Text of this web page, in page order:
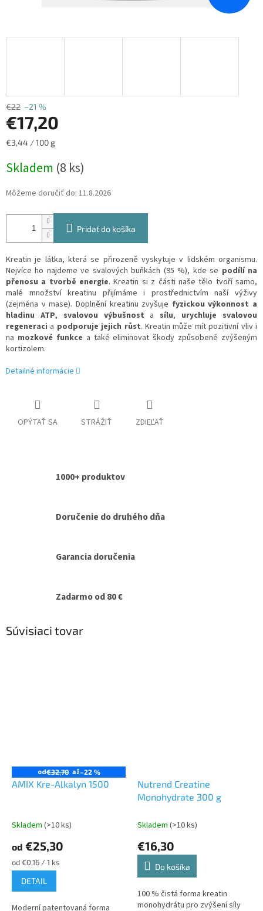
€22 –21 %
€17,20
Jednotková
€3,44 / 100 g
Skladem (8 ks)
Môžeme doručiť do: 11.8.2026
Pridať do košíka
Kreatin je látka, která se přirozeně vyskytuje v lidském organismu.
Nejvíce ho najdeme ve svalových buňkách (95 %), kde se podílí na
přenosu a tvorbě energie. Kreatin si z části naše tělo tvoří samo,
malé množství kreatinu přijímáme i prostřednictvím naší výživy
(zejména v mase). Doplnění kreatinu zvyšuje fyzickou výkonnost a
hladinu ATP, svalovou výbušnost a sílu, urychluje svalovou
regeneraci a podporuje jejich růst. Kreatin může mít pozitivní vliv i
na mozkové funkce a také eliminovat škody způsobené zvýšeným
kortizolem.
Detailné informácie
OPÝTAŤ SA STRÁŽIŤ ZDIEĽAŤ
1000+ produktov
Doručenie do druhého dňa
Garancia doručenia
Zadarmo od 80 €
Súvisiaci tovar
od€32,70 až–22 %
AMIX Kre-Alkalyn 1500
Skladem (>10 ks)
od €25,30
Jednotková
cena:
od €0,16 / 1 ks
DETAIL
Moderní patentovaná forma
Nutrend Creatine
Monohydrate 300 g
Skladem (>10 ks)
€16,30
Do košíka
100 % čistá forma kreatin
monohydrátu pro zvýšení síly